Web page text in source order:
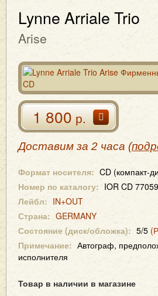
Lynne Arriale Trio
Arise
1 800р.
Доставим за 2 часа (
Формат носителя: CD (компакт-
Номер по каталогу: IOR CD
Лейбл: IN+OUT
Страна: GERMANY
Состояние (диск/обложка): 5/5
Примечание: Автограф,
исполнителя
Товар в наличии в магазине